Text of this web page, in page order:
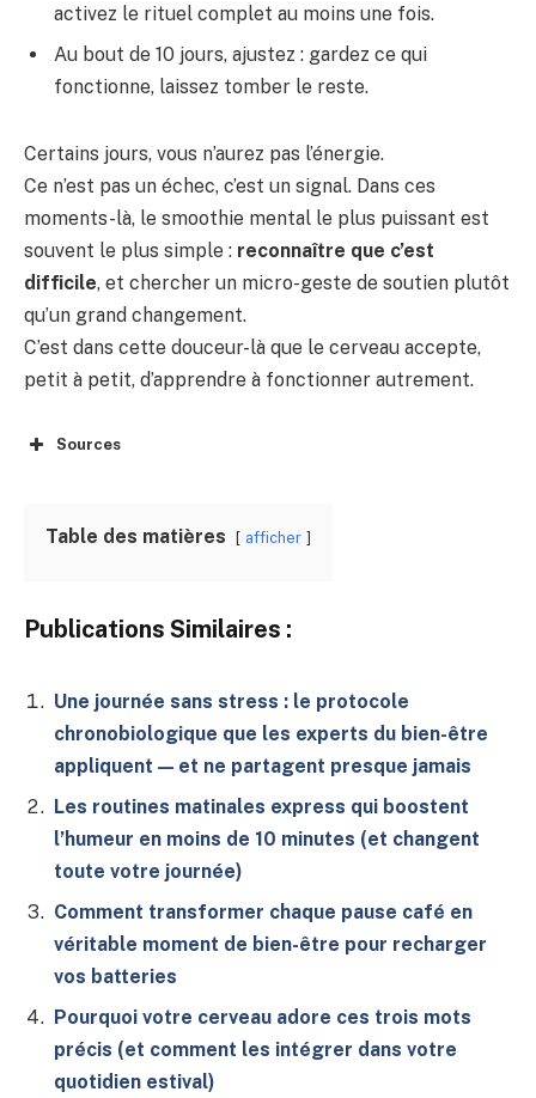
activez le rituel complet au moins une fois.
Au bout de 10 jours, ajustez : gardez ce qui
fonctionne, laissez tomber le reste.
Certains jours, vous n’aurez pas l’énergie.
Ce n’est pas un échec, c’est un signal. Dans ces
moments-là, le smoothie mental le plus puissant est
souvent le plus simple : reconnaître que c’est
difficile, et chercher un micro-geste de soutien plutôt
qu’un grand changement.
C’est dans cette douceur-là que le cerveau accepte,
petit à petit, d’apprendre à fonctionner autrement.
Sources
Table des matières afficher
Publications Similaires :
Une journée sans stress : le protocole
chronobiologique que les experts du bien-être
appliquent — et ne partagent presque jamais
Les routines matinales express qui boostent
l’humeur en moins de 10 minutes (et changent
toute votre journée)
Comment transformer chaque pause café en
véritable moment de bien-être pour recharger
vos batteries
Pourquoi votre cerveau adore ces trois mots
précis (et comment les intégrer dans votre
quotidien estival)